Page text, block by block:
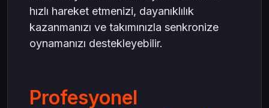
hızlı hareket etmenizi, dayanıklılık
kazanmanızı ve takımınızla senkronize
oynamanızı destekleyebilir.
Profesyonel